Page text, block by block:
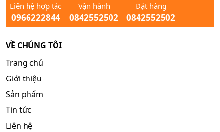
Liên hệ hợp tác
0966222844
Vận hành
0842552502
Đặt hàng
0842552502
VỀ CHÚNG TÔI
Trang chủ
Giới thiệu
Sản phẩm
Tin tức
Liên hệ